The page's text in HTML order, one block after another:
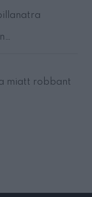
miatt robbant